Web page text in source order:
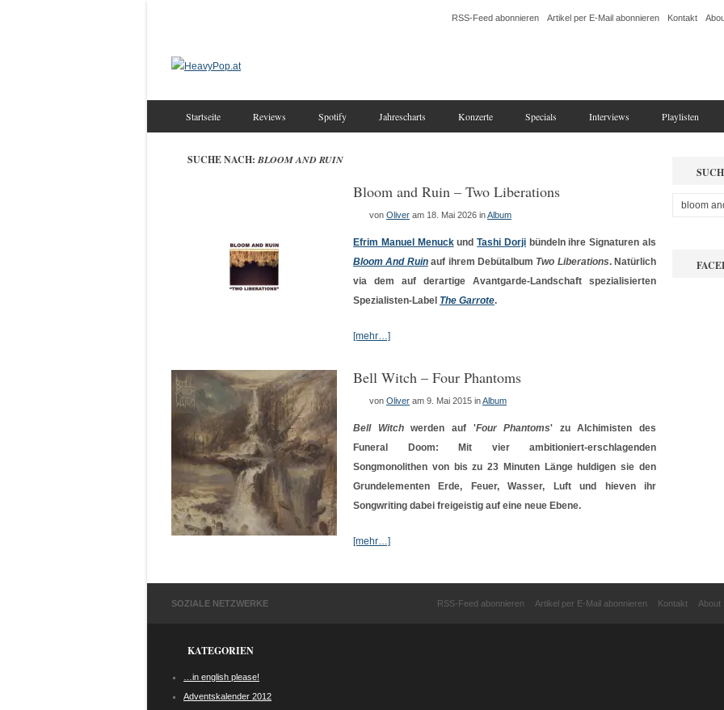
RSS-Feed abonnieren Artikel per E-Mail abonnieren Kontakt
Startseite Reviews Spotify Jahrescharts Konzerte Specials Interviews Playlisten
SUCHE NACH: BLOOM AND RUIN
Bloom and Ruin – Two Liberations
von Oliver am 18. Mai 2026 inAlbum
Efrim Manuel MenuckundTashi Dorjibündeln ihre Signaturen als
Bloom And Ruinauf ihrem Debütalbum Two Liberations. Natürlich
via dem auf derartige Avantgarde-Landschaft spezialisierten
Spezialisten-Label The Garrote.
[mehr…]
Bell Witch – Four Phantoms
von Oliver am 9. Mai 2015 inAlbum
Bell Witchwerden auf 'Four Phantoms' zu Alchimisten des
Funeral Doom: Mit vier ambitioniert-erschlagenden
Songmonolithen von bis zu 23 Minuten Länge huldigen sie den
Grundelementen Erde, Feuer, Wasser, Luft und hieven ihr
Songwriting dabei freigeistig auf eine neue Ebene.
[mehr…]
SOZIALE NETZWERKE RSS-Feed abonnieren Artikel per E-Mail abonnieren Kontakt About
KATEGORIEN
…in english please!
Adventskalender 2012